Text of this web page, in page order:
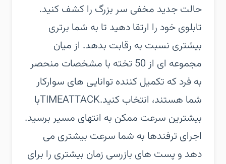
حالت جدید مخفی سر بزرگ را کشف کنید.
تابلوی خود را ارتقا دهید تا به شما برتری
بیشتری نسبت به رقابت بدهد. از میان
مجموعه ای از 50 تخته با مشخصات منحصر
به فرد که تکمیل کننده توانایی های سوارکار
شما هستند، انتخاب کنید.‏TIMEATTACK‏با
بیشترین سرعت ممکن به انتهای مسیر برسید.
اجرای ترفندها به شما سرعت بیشتری می
دهد و پست های بازرسی زمان بیشتری را برای